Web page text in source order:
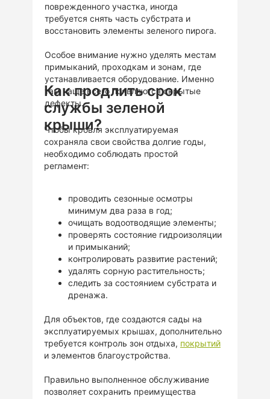
поврежденного участка, иногда
требуется снять часть субстрата и
восстановить элементы зеленого пирога.
Особое внимание нужно уделять местам
примыканий, проходкам и зонам, где
устанавливается оборудование. Именно
там чаще всего появляются скрытые
дефекты.
Как продлить срок
службы зеленой
крыши?
Чтобы кровля эксплуатируемая
сохраняла свои свойства долгие годы,
необходимо соблюдать простой
регламент:
проводить сезонные осмотры
минимум два раза в год;
очищать водоотводящие элементы;
проверять состояние гидроизоляции
и примыканий;
контролировать развитие растений;
удалять сорную растительность;
следить за состоянием субстрата и
дренажа.
Для объектов, где создаются сады на
эксплуатируемых крышах, дополнительно
требуется контроль зон отдыха, покрытий
и элементов благоустройства.
Правильно выполненное обслуживание
позволяет сохранить преимущества